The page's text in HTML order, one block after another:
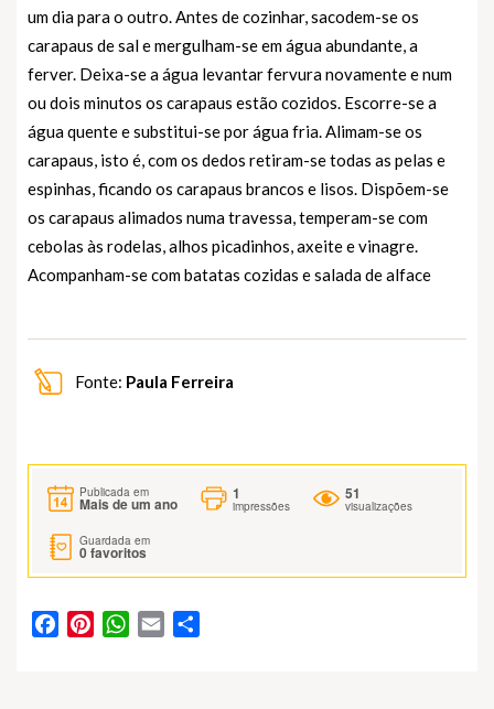
um dia para o outro. Antes de cozinhar, sacodem-se os
carapaus de sal e mergulham-se em água abundante, a
ferver. Deixa-se a água levantar fervura novamente e num
ou dois minutos os carapaus estão cozidos. Escorre-se a
água quente e substitui-se por água fria. Alimam-se os
carapaus, isto é, com os dedos retiram-se todas as pelas e
espinhas, ficando os carapaus brancos e lisos. Dispõem-se
os carapaus alimados numa travessa, temperam-se com
cebolas às rodelas, alhos picadinhos, axeite e vinagre.
Acompanham-se com batatas cozidas e salada de alface
Fonte: Paula Ferreira
Publicada em
Mais de um ano
1
impressões
51
visualizações
Guardada em
0favoritos
FacebookPinterestWhatsApp
Email